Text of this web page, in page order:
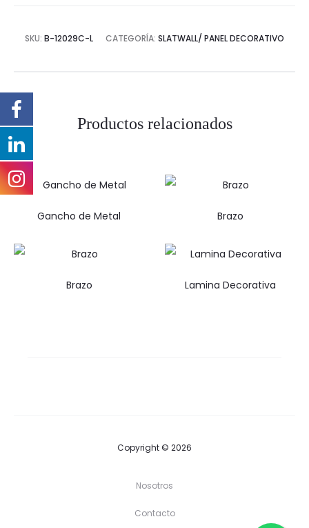
SKU: B-12029C-L CATEGORÍA: SLATWALL/ PANEL DECORATIVO
Productos relacionados
Gancho de Metal Brazo
Brazo Lamina Decorativa
Copyright © 2026
Nosotros
Contacto